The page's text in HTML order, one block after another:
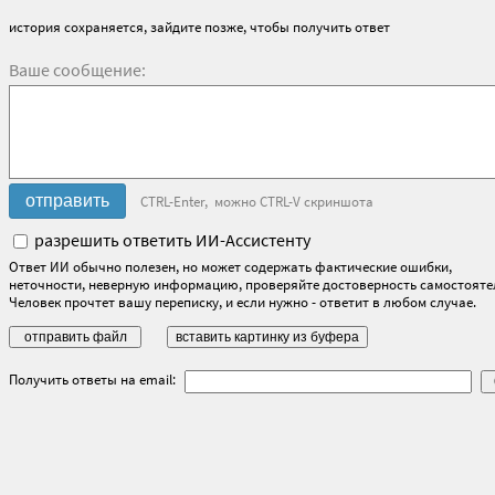
история сохраняется, зайдите позже, чтобы получить ответ
Ваше сообщение:
CTRL-Enter, можно CTRL-V скриншота
разрешить ответить ИИ-Ассистенту
Ответ ИИ обычно полезен, но может содержать фактические ошибки,
неточности, неверную информацию, проверяйте достоверность
Человек прочтет вашу переписку, и если нужно - ответит в любом случае.
Получить ответы на email: